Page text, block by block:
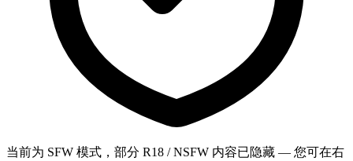
当前为 SFW 模式，部分 R18 / NSFW 内容已隐藏 — 您可在右